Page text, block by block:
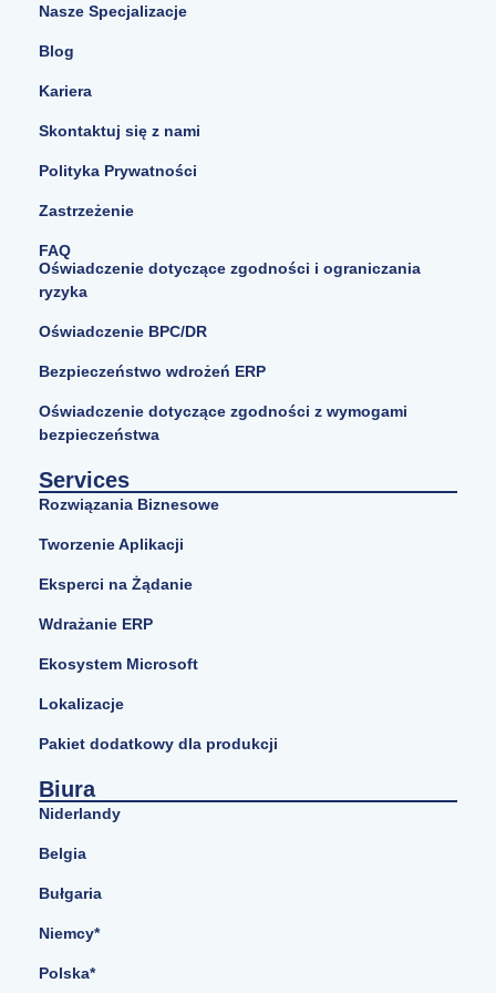
Nasze Specjalizacje
Blog
Kariera
Skontaktuj się z nami
Polityka Prywatności
Zastrzeżenie
FAQ
Oświadczenie dotyczące zgodności i ograniczania
ryzyka
Oświadczenie BPC/DR
Bezpieczeństwo wdrożeń ERP
Oświadczenie dotyczące zgodności z wymogami
bezpieczeństwa
Services
Rozwiązania Biznesowe
Tworzenie Aplikacji
Eksperci na Żądanie
Wdrażanie ERP
Ekosystem Microsoft
Lokalizacje
Pakiet dodatkowy dla produkcji
Biura
Niderlandy
Belgia
Bułgaria
Niemcy*
Polska*